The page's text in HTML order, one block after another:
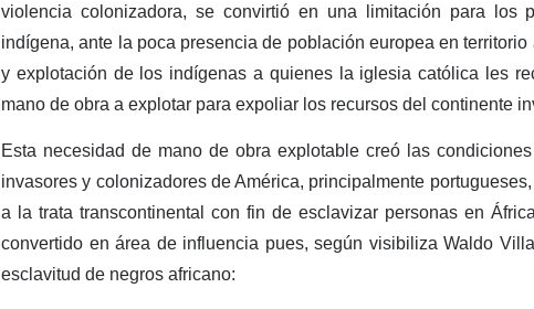
violencia colonizadora, se convirtió en una limitación para los
indígena, ante la poca presencia de población europea en
y explotación de los indígenas a quienes la iglesia católica les
mano de obra a explotar para expoliar los recursos del continente
Esta necesidad de mano de obra explotable creó las
invasores y colonizadores de América, principalmente
a la trata transcontinental con fin de esclavizar personas en
convertido en área de influencia pues, según visibiliza Waldo
esclavitud de negros africano: